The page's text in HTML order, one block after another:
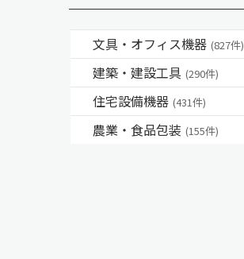
文具・オフィス機器 (827件)
建築・建設工具 (290件)
住宅設備機器 (431件)
農業・食品包装 (155件)